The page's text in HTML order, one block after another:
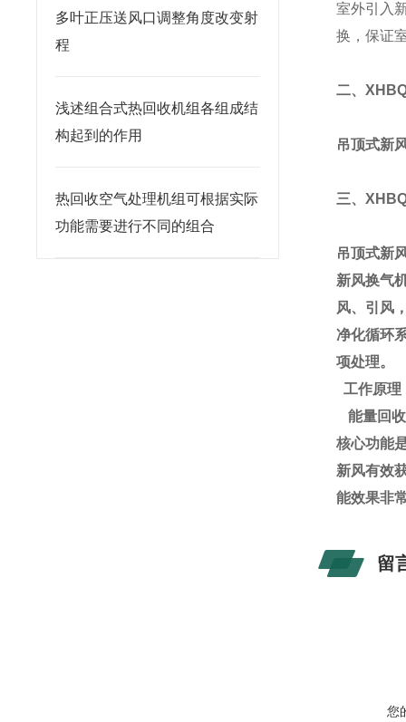
多叶正压送风口调整角度改变射
程
浅述组合式热回收机组各组成结
构起到的作用
热回收空气处理机组可根据实际
功能需要进行不同的组合
室外引入
换，保证
二、
吊顶式新
三、
吊顶式新
新风换气
风、引风
净化循环
项处理。
工作原理
能量回
核心功能
新风有效
能效果非
留
您